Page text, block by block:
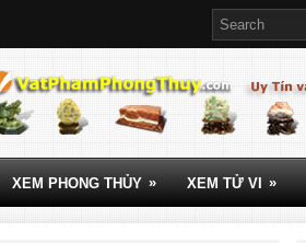
XEM PHONG THỦY » XEM TỬ VI »